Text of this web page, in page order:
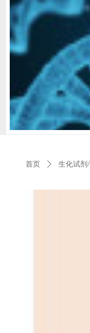
首页 ꄲ 生化试剂